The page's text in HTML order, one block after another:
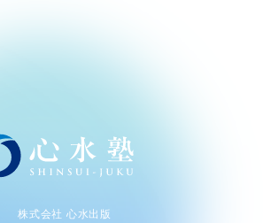
株式会社 心水出版